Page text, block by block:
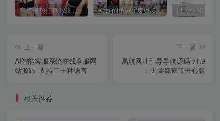
车模视频打包下载-高清无水印版 Kazumi番剧采集v1.6.9：支持自定义规则+在线观看+弹幕，跨平台下载
上一篇
AI智能客服系统在线客服网
站源码_支持二十种语言
下一篇
易航网址引导导航源码 v1.9
：去除弹窗等开心版
相关推荐